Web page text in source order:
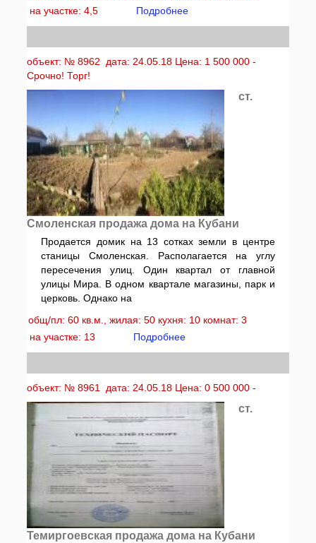
на участке: 4,5
Подробнее
объект: № 8962 дата: 24.05.18 Цена: 1 500 000 -
Срочно! Торг!
ст.
Смоленская продажа дома на Кубани
Продается домик на 13 сотках земли в центре
станицы Смоленская. Располагается на углу
пересечения улиц. Один квартал от главной
улицы Мира. В одном квартале магазины, парк и
церковь. Однако на
общ/пл: 60 кв.м., жилая: 50 кухня: 10 комнат: 3
на участке: 13
Подробнее
объект: № 8961 дата: 24.05.18 Цена: 0 500 000 -
ст.
Темиргоевская продажа дома на Кубани